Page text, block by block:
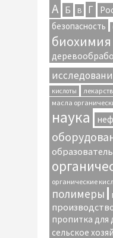
А Б В Г
безопасность
биохимия
кислоты
масла
наука
органические
полимеры
пропитка для
сельское